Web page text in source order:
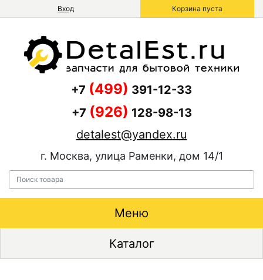
Вход Корзина пуста
+7 (499) 391-12-33
+7 (926) 128-98-13
detalest@yandex.ru
г. Москва, улица Раменки, дом 14/1
Меню
Каталог